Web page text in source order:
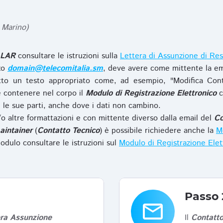
LARconsultare le istruzioni sulla Lettera di Assunzione di
domain@telecomitalia.sm, deve avere come mittente la
un testo appropriato come, ad esempio, "Modifica
contenere nel corpo il Modulo di Registrazione Elettronico
sue parti, anche dove i dati non cambino.
altre formattazioni e con mittente diverso dalla email del
(Contatto Tecnico) è possibile richiedere anche la
consultare le istruzioni sul Modulo di Registrazione
Assunzione email
Passo
Il